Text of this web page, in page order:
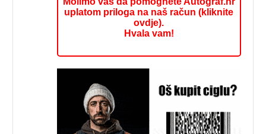
uplatom priloga na naš račun (kliknite
ovdje).
Hvala vam!